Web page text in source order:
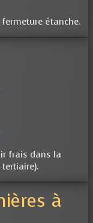
étanche.
frais dans la
à